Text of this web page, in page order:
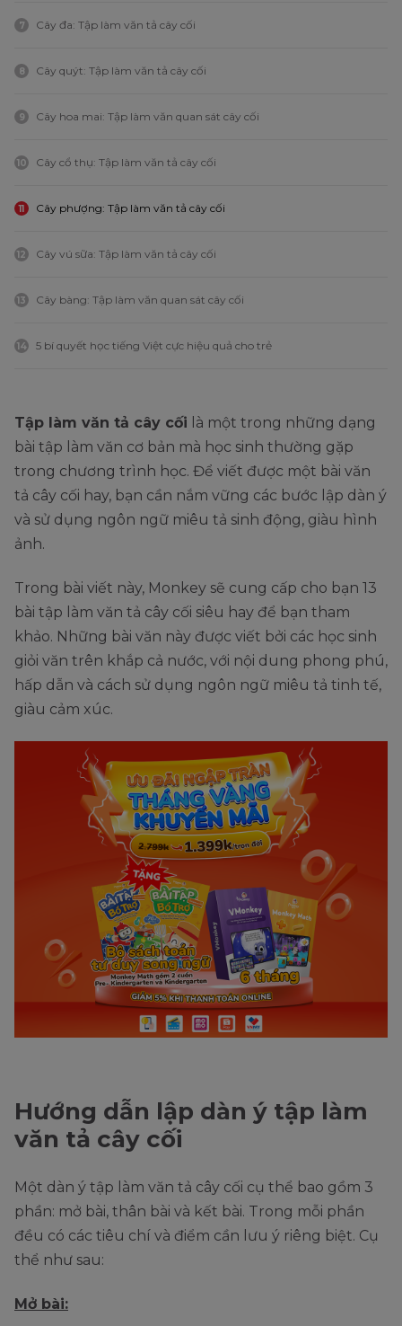
7 Cây đa: Tập làm văn tả cây cối
8 Cây quýt: Tập làm văn tả cây cối
9 Cây hoa mai: Tập làm văn quan sát cây cối
10 Cây cổ thụ: Tập làm văn tả cây cối
11 Cây phượng: Tập làm văn tả cây cối
12 Cây vú sữa: Tập làm văn tả cây cối
13 Cây bàng: Tập làm văn quan sát cây cối
14 5 bí quyết học tiếng Việt cực hiệu quả cho trẻ
Tập làm văn tả cây cối là một trong những dạng
bài tập làm văn cơ bản mà học sinh thường gặp
trong chương trình học. Để viết được một bài văn
tả cây cối hay, bạn cần nắm vững các bước lập dàn ý
và sử dụng ngôn ngữ miêu tả sinh động, giàu hình
ảnh.
Trong bài viết này, Monkey sẽ cung cấp cho bạn 13
bài tập làm văn tả cây cối siêu hay để bạn tham
khảo. Những bài văn này được viết bởi các học sinh
giỏi văn trên khắp cả nước, với nội dung phong phú,
hấp dẫn và cách sử dụng ngôn ngữ miêu tả tinh tế,
giàu cảm xúc.
Hướng dẫn lập dàn ý tập làm
văn tả cây cối
Một dàn ý tập làm văn tả cây cối cụ thể bao gồm 3
phần: mở bài, thân bài và kết bài. Trong mỗi phần
đều có các tiêu chí và điểm cần lưu ý riêng biệt. Cụ
thể như sau:
Mở bài: